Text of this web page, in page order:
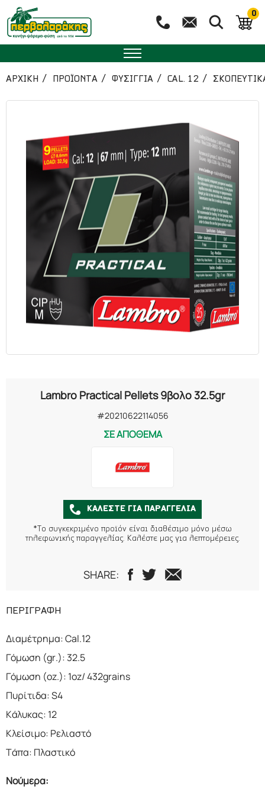
0
ΑΡΧΙΚΉ ΠΡΟΪΟΝΤΑ ΦΥΣΙΓΓΙΑ CAL. 12
Lambro Practical Pellets 9βολο 32.5gr
#20210622114056
ΣΕ ΑΠΟΘΕΜΑ
ΚΑΛΕΣΤΕ ΓΙΑ ΠΑΡΑΓΓΕΛΙΑ
*Το συγκεκριμένο προϊόν είναι διαθέσιμο μόνο μέσω
τηλεφωνικής παραγγελίας. Καλέστε μας για λεπτομέρειες.
SHARE:
ΠΕΡΙΓΡΑΦΗ
Διαμέτρημα: Cal.12
Γόμωση (gr.): 32.5
Γόμωση (oz.): 1oz/ 432grains
Πυρίτιδα: S4
Κάλυκας: 12
Κλείσιμο: Ρελιαστό
Τάπα: Πλαστικό
Νούμερα: